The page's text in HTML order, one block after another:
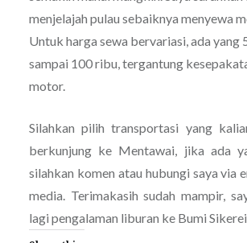
menjelajah pulau sebaiknya menyewa
Untuk harga sewa bervariasi, ada yang
sampai 100 ribu, tergantung
motor.
Silahkan pilih transportasi yang
berkunjung ke Mentawai, jika ada
silahkan komen atau hubungi saya via
media. Terimakasih sudah mampir,
lagi pengalaman liburan ke Bumi